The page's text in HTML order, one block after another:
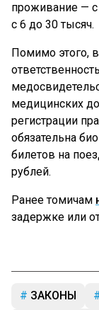
проживание — с
с 6 до 30 тысяч.
Помимо этого,
медицинских
регистрации
обязательна
билетов на
рублей.
Ранее томичам
задержке или
ЗАКОНЫ